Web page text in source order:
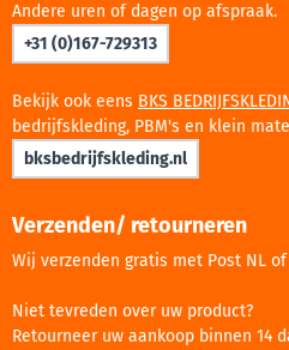
Andere uren of dagen op afspraak.
+31 (0)167-729313
Bekijk ook eens BKS
bedrijfskleding, PBM's en klein
bksbedrijfskleding.nl
Verzenden/ retourneren
Wij verzenden gratis met Post NL of
Niet tevreden over uw product?
Retourneer uw aankoop binnen 14